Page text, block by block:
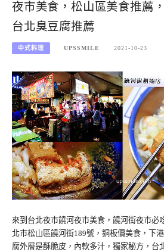
夜市美食，松山區美食推薦
台北臭豆腐推薦
中式料理 UPSSMILE 2021-10-23
來到台北夜市饒河夜市美食，饒河街夜市必
北市松山區饒河街189號，銅板價美食，下
腐外層是酥脆皮，內軟多汁，獨家秘方，台